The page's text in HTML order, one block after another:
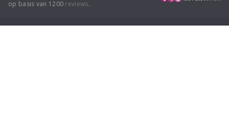
op basis van 1200 reviews.